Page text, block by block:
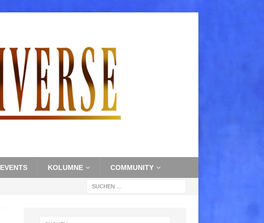
EVENTS KOLUMNE COMMUNITY